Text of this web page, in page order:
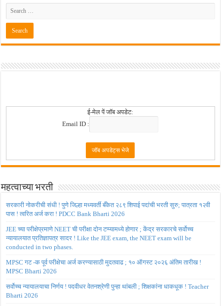
ई-मेल पें जॉब अपडेट:
Email ID :
महत्वाच्या भरती
सरकारी नोकरीची संधी ! पुणे जिल्हा मध्यवर्ती बँकेत २८९ शिपाई पदांची भरती सुरु; पात्रता १२वी
पास ! त्वरित अर्ज करा ! PDCC Bank Bharti 2026
JEE च्या परीक्षेप्रमाणे NEET ची परीक्षा दोन टप्प्यामध्ये होणार ; केंद्र सरकारचे सर्वोच्च
न्यायालयात प्रतिज्ञापत्र सादर ! Like the JEE exam, the NEET exam will be
conducted in two phases.
MPSC गट -क पूर्व परीक्षेचा अर्ज करण्यासाठी मुदतवाढ ; १० ऑगस्ट २०२६ अंतिम तारीख !
MPSC Bharti 2026
सर्वोच्च न्यायालयाचा निर्णय ! पदवीधर वेतनश्रेणी पुन्हा थांबली ; शिक्षकांना धाकधूक ! Teacher
Bharti 2026